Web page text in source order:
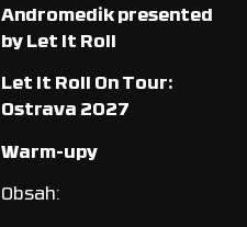
Andromedik presented
by Let It Roll
Let It Roll On Tour:
Ostrava 2027
Warm-upy
Obsah: